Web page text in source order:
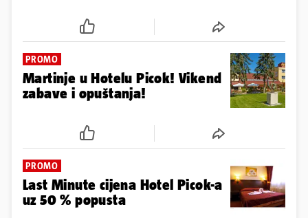
PROMO
Martinje u Hotelu Picok! Vikend
zabave i opuštanja!
PROMO
Last Minute cijena Hotel Picok-a
uz 50 % popusta